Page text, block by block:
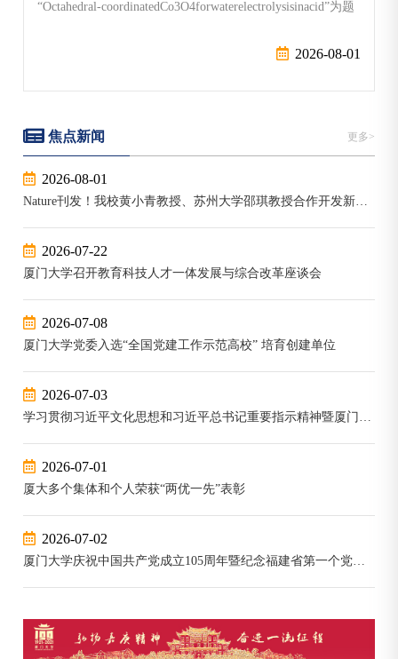
“Octahedral-coordinatedCo3O4forwaterelectrolysisinacid”为题
10851-7）。传统尖晶石结构四氧化三钴（Co3O4）是酸性
结构中，八面体（Oh）位点为主要催化活性中心，而四面
2026-08-01
焦点新闻 更多>
2026-08-01
Nature刊发！我校黄小青教授、苏州大学邵琪教授合作开发新型二维四氧化三钴，助力酸性电解水“去贵金属化”
2026-07-22
厦门大学召开教育科技人才一体发展与综合改革座谈会
2026-07-08
厦门大学党委入选“全国党建工作示范高校” 培育创建单位
2026-07-03
学习贯彻习近平文化思想和习近平总书记重要指示精神暨厦门大学哲学社会科学高质量发展大会召开
2026-07-01
厦大多个集体和个人荣获“两优一先”表彰
2026-07-02
厦门大学庆祝中国共产党成立105周年暨纪念福建省第一个党组织中共厦门大学支部成立100周年座谈会召开